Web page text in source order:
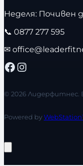
Неделя: Почивен
📞 0877 277 595
✉
Facebook Instagram
© 2026 Лидерфитнес.
Powered by